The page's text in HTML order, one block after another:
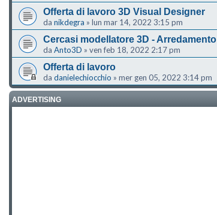
Offerta di lavoro 3D Visual Designer
da nikdegra » lun mar 14, 2022 3:15 pm
Cercasi modellatore 3D - Arredamento
da Anto3D » ven feb 18, 2022 2:17 pm
Offerta di lavoro
da danielechiocchio » mer gen 05, 2022 3:14 pm
ADVERTISING